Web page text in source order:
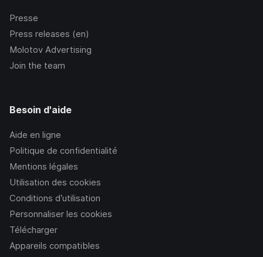
Presse
Press releases (en)
Molotov Advertising
Join the team
Besoin d'aide
Aide en ligne
Politique de confidentialité
Mentions légales
Utilisation des cookies
Conditions d’utilisation
Personnaliser les cookies
Télécharger
Appareils compatibles